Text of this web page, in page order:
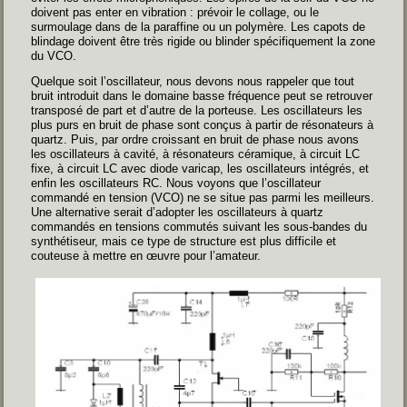
doivent pas enter en vibration : prévoir le collage, ou le
surmoulage dans de la paraffine ou un polymère. Les capots de
blindage doivent être très rigide ou blinder spécifiquement la zone
du VCO.
Quelque soit l’oscillateur, nous devons nous rappeler que tout
bruit introduit dans le domaine basse fréquence peut se retrouver
transposé de part et d’autre de la porteuse. Les oscillateurs les
plus purs en bruit de phase sont conçus à partir de résonateurs à
quartz. Puis, par ordre croissant en bruit de phase nous avons
les oscillateurs à cavité, à résonateurs céramique, à circuit LC
fixe, à circuit LC avec diode varicap, les oscillateurs intégrés, et
enfin les oscillateurs RC. Nous voyons que l’oscillateur
commandé en tension (VCO) ne se situe pas parmi les meilleurs.
Une alternative serait d’adopter les oscillateurs à quartz
commandés en tensions commutés suivant les sous-bandes du
synthétiseur, mais ce type de structure est plus difficile et
couteuse à mettre en œuvre pour l’amateur.